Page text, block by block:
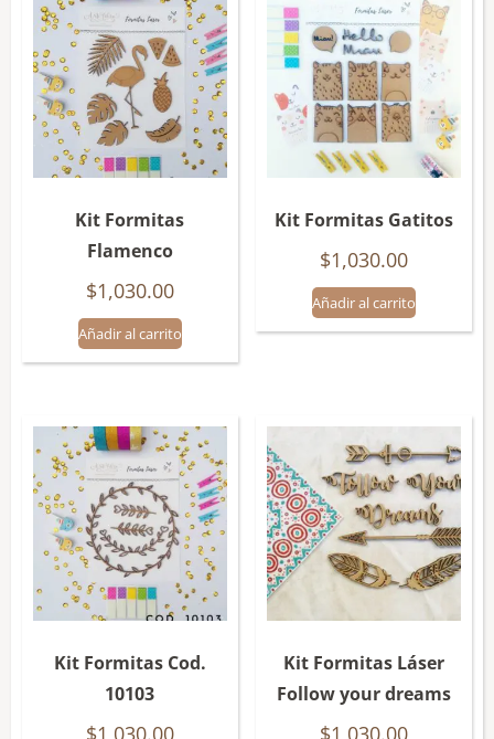
Kit Formitas
Flamenco
$1,030.00
Añadir al carrito
Kit Formitas Gatitos
$1,030.00
Añadir al carrito
Kit Formitas Cod.
10103
$1,030.00
Kit Formitas Láser
Follow your dreams
$1,030.00